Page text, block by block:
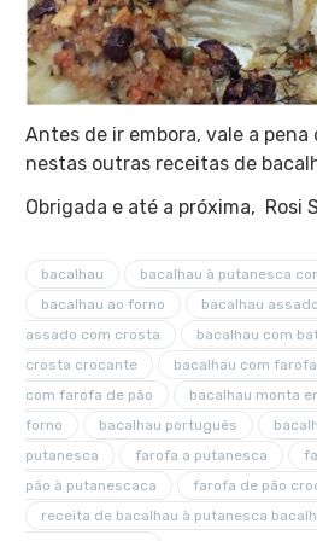
Antes de ir embora, vale a pena
nestas outras receitas de
Obrigada e até a próxima, Rosi
bacalhau
bacalhau à putanesca
bacalhau ao forno
bacalhau
assado com crosta
bacalhau com
crosta crocante
bacalhau com
com farofa de pão
bacalhau monta
forno
bacalhau português
putanesca
farofa a putanesca
pão à putanescaca
farofa de pão
receita de bacalhau à putanesca